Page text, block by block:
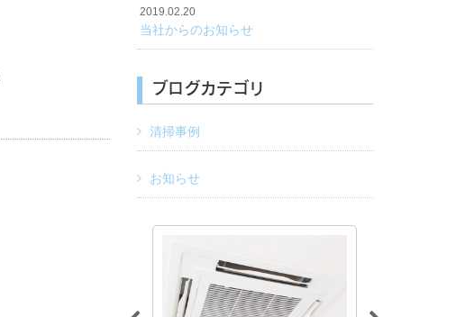
2019.02.20
当社からのお知らせ
ブログカテゴリ
清掃事例
お知らせ